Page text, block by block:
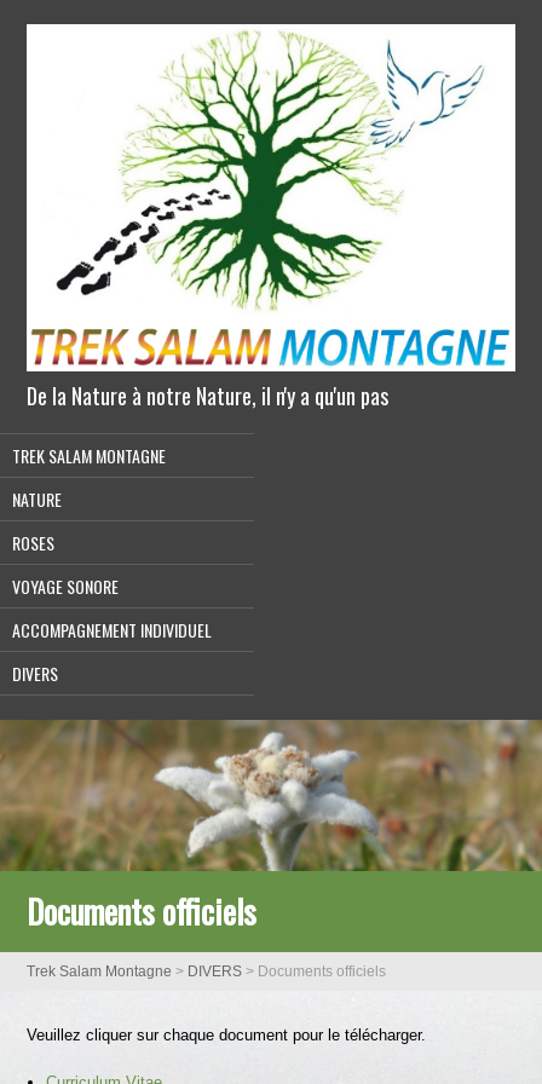
De la Nature à notre Nature, il n'y a qu'un pas
TREK SALAM MONTAGNE
NATURE
ROSES
VOYAGE SONORE
ACCOMPAGNEMENT INDIVIDUEL
DIVERS
Documents officiels
Trek Salam Montagne > DIVERS > Documents officiels
Veuillez cliquer sur chaque document pour le télécharger.